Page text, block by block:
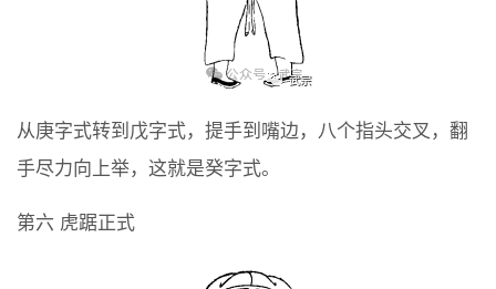
从庚字式转到戊字式，提手到嘴边，八个指头交叉，翻
手尽力向上举，这就是癸字式。
第六 虎踞正式